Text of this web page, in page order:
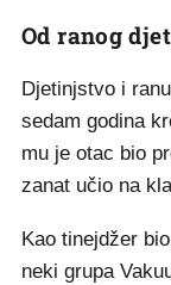
Od ranog
Djetinjstvo i
sedam godina
mu je otac bio
zanat učio na
Kao tinejdžer
neki grupa